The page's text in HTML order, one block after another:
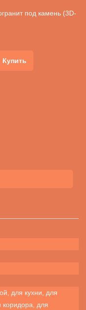
под камень (3D-
Купить
для кухни, для
коридора, для